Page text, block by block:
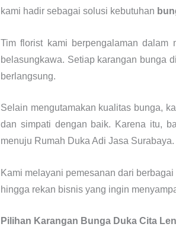
kami hadir sebagai solusi kebutuhan
Tim florist kami berpengalaman dalam
belasungkawa. Setiap karangan bunga
berlangsung.
Selain mengutamakan kualitas bunga,
dan simpati dengan baik. Karena itu,
menuju Rumah Duka Adi Jasa Surabaya.
Kami melayani pemesanan dari
hingga rekan bisnis yang ingin
Pilihan Karangan Bunga Duka Cita